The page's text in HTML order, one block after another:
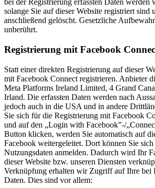
bei der Registrierung erfassten Daten werden
solange Sie auf dieser Website registriert sind
anschließend gelöscht. Gesetzliche
unberührt.
Registrierung mit Facebook
Statt einer direkten Registrierung auf dieser
mit Facebook Connect registrieren. Anbieter
Meta Platforms Ireland Limited, 4 Grand
Irland. Die erfassten Daten werden nach
jedoch auch in die USA und in andere
Sie sich für die Registrierung mit Facebook
und auf den „Login with Facebook”-/
Button klicken, werden Sie automatisch auf
Facebook weitergeleitet. Dort können Sie
Nutzungsdaten anmelden. Dadurch wird Ihr
dieser Website bzw. unseren Diensten
Verknüpfung erhalten wir Zugriff auf Ihre bei
Daten. Dies sind vor allem: